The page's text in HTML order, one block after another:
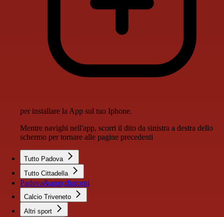
per installare la App sul tuo Iphone.
Mentre navighi nell'app, scorri il dito da sinistra a destra dello
schermo per tornare alle pagine precedenti
Tutto Padova
Tutto Cittadella
Padova&amp;dintorni
Calcio Triveneto
Altri sport